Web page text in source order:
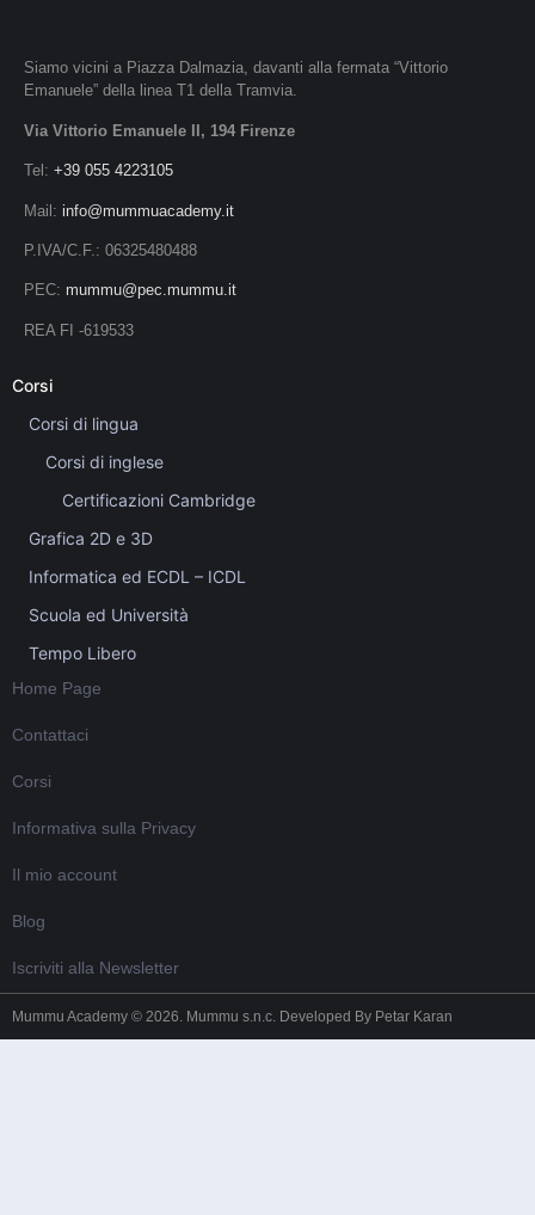
Siamo vicini a Piazza Dalmazia, davanti alla fermata “Vittorio
Emanuele” della linea T1 della Tramvia.
Via Vittorio Emanuele II, 194 Firenze
Tel: +39 055 4223105
Mail: info@mummuacademy.it
P.IVA/C.F.: 06325480488
PEC: mummu@pec.mummu.it
REA FI -619533
Corsi
Corsi di lingua
Corsi di inglese
Certificazioni Cambridge
Grafica 2D e 3D
Informatica ed ECDL – ICDL
Scuola ed Università
Tempo Libero
Home Page
Contattaci
Corsi
Informativa sulla Privacy
Il mio account
Blog
Iscriviti alla Newsletter
Mummu Academy © 2026. Mummu s.n.c. Developed By Petar Karan